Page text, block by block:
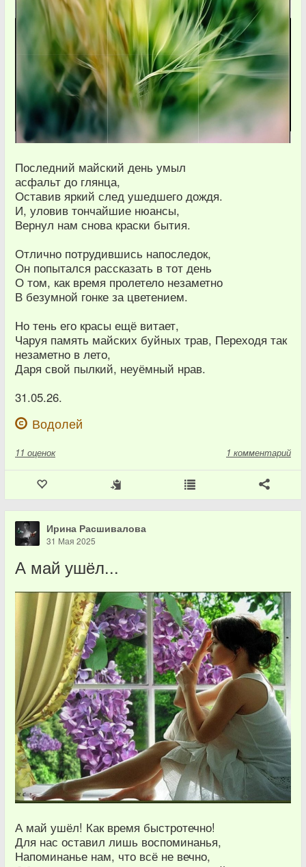
Последний майский день умыл
асфальт до глянца,
Оставив яркий след ушедшего дождя.
И, уловив тончайшие нюансы,
Вернул нам снова краски бытия.
Отлично потрудившись напоследок,
Он попытался рассказать в тот день
О том, как время пролетело незаметно
В безумной гонке за цветением.
Но тень его красы ещё витает,
Чаруя память майских буйных трав, Переходя так
незаметно в лето,
Даря свой пылкий, неуёмный нрав.
31.05.26.
Водолей
11 оценок 1 комментарий
Ирина Расшивалова
31 Мая 2025
А май ушёл...
А май ушёл! Как время быстротечно!
Для нас оставил лишь воспоминанья,
Напоминанье нам, что всё не вечно,